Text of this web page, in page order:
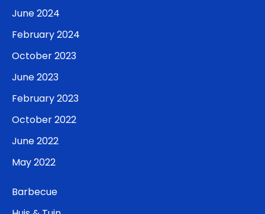
June 2024
February 2024
October 2023
June 2023
February 2023
October 2022
June 2022
May 2022
Barbecue